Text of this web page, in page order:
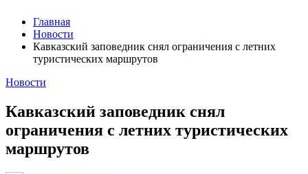
Главная
Новости
Кавказский заповедник снял ограничения с летних
туристических маршрутов
Новости
Кавказский заповедник снял
ограничения с летних туристических
маршрутов